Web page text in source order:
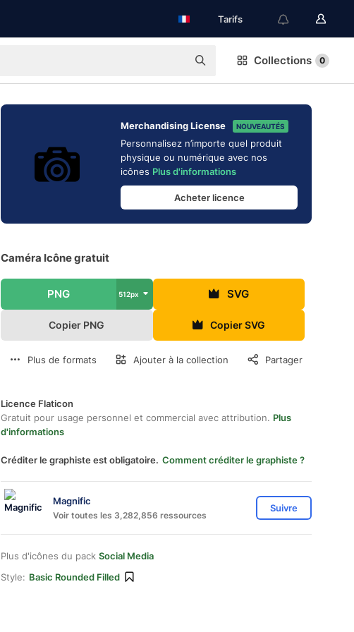
Tarifs
Collections 0
Merchandising License NOUVEAUTÉS
Personnalisez n’importe quel produit
physique ou numérique avec nos
icônes Plus d'informations
Acheter licence
Caméra Icône gratuit
PNG 512px SVG
Copier PNG Copier SVG
Plus de formats Ajouter à la collection Partager
Licence Flaticon
Gratuit pour usage personnel et commercial avec attribution. Plus
d'informations
Créditer le graphiste est obligatoire. Comment créditer le graphiste ?
Magnific
Voir toutes les 3,282,856 ressources
Suivre
Plus d'icônes du pack Social Media
Style: Basic Rounded Filled